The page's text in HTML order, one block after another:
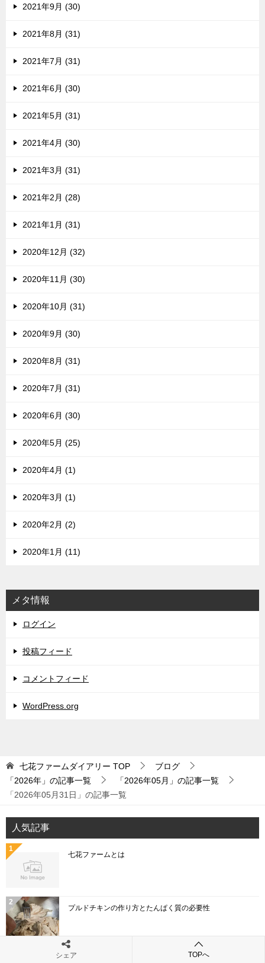
2021年9月 (30)
2021年8月 (31)
2021年7月 (31)
2021年6月 (30)
2021年5月 (31)
2021年4月 (30)
2021年3月 (31)
2021年2月 (28)
2021年1月 (31)
2020年12月 (32)
2020年11月 (30)
2020年10月 (31)
2020年9月 (30)
2020年8月 (31)
2020年7月 (31)
2020年6月 (30)
2020年5月 (25)
2020年4月 (1)
2020年3月 (1)
2020年2月 (2)
2020年1月 (11)
メタ情報
ログイン
投稿フィード
コメントフィード
WordPress.org
七花ファームダイアリー TOP
ブログ
「2026年」の記事一覧
「2026年05月」の記事一覧
「2026年05月31日」の記事一覧
人気記事
七花ファームとは
プルドチキンの作り方とたんぱく質の必要性
シェア TOPへ